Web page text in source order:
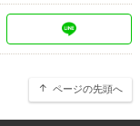
ページの先頭へ